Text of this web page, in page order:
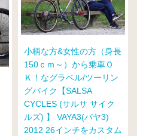
小柄な方&女性の方（身長
150ｃｍ～）から乗車Ｏ
Ｋ！なグラベル/ツーリン
グバイク【SALSA
CYCLES (サルサ サイク
ルズ) 】 VAYA3(バヤ3)
2012 26インチをカスタム